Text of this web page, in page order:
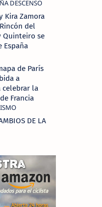
Kira Zamora
del
Quinteiro se
España
de París
a
celebrar la
Francia
DE LA